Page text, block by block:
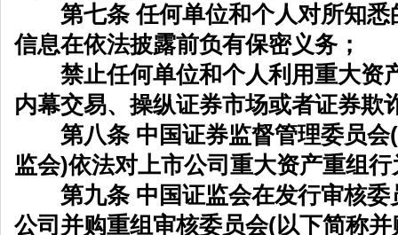
第七条 任何单位和个人对所知悉
信息在依法披露前负有保密义务；
禁止任何单位和个人利用重大资
内幕交易、操纵证券市场或者证券欺
第八条 中国证券监督管理委员会(
监会)依法对上市公司重大资产重组
第九条 中国证监会在发行审核委
公司并购重组审核委员会(以下简称